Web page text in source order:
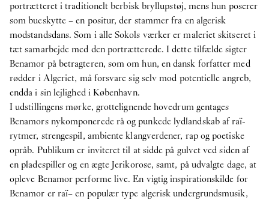
portrætteret i traditionelt berbisk bryllupstøj, mens hun poserer
som bueskytte – en positur, der stammer fra en algerisk
modstandsdans. Som i alle Sokols værker er maleriet skitseret i
tæt samarbejde med den portrætterede. I dette tilfælde sigter
Benamor på betragteren, som om hun, en dansk forfatter med
rødder i Algeriet, må forsvare sig selv mod potentielle angreb,
endda i sin lejlighed i København.
I udstillingens mørke, grottelignende hovedrum gentages
Benamors nykomponerede rå og punkede lydlandskab af raï-
rytmer, strengespil, ambiente klangverdener, rap og poetiske
opråb. Publikum er inviteret til at sidde på gulvet ved siden af
en pladespiller og en ægte Jerikorose, samt, på udvalgte dage, at
opleve Benamor performe live. En vigtig inspirationskilde for
Benamor er raï– en populær type algerisk undergrundsmusik,